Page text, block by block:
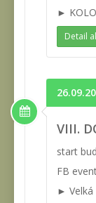
►
Detail
VIII.
start
FB
► Velká